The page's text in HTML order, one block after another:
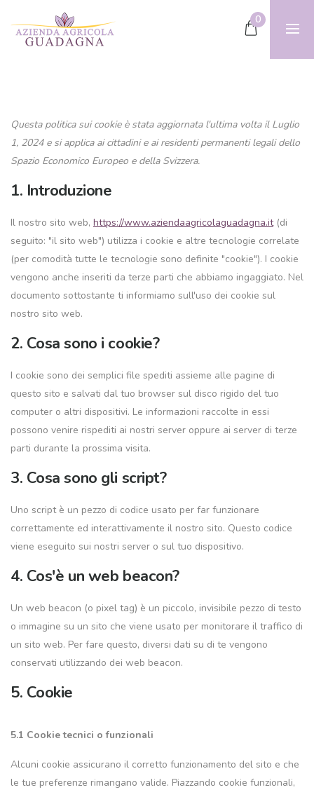
0
Questa politica sui cookie è stata aggiornata l'ultima volta il Luglio
1, 2024 e si applica ai cittadini e ai residenti permanenti legali dello
Spazio Economico Europeo e della Svizzera.
1. Introduzione
Il nostro sito web, https://www.aziendaagricolaguadagna.it(di
seguito: "il sito web") utilizza i cookie e altre tecnologie correlate
(per comodità tutte le tecnologie sono definite "cookie"). I cookie
vengono anche inseriti da terze parti che abbiamo ingaggiato. Nel
documento sottostante ti informiamo sull'uso dei cookie sul
nostro sito web.
2. Cosa sono i cookie?
I cookie sono dei semplici file spediti assieme alle pagine di
questo sito e salvati dal tuo browser sul disco rigido del tuo
computer o altri dispositivi. Le informazioni raccolte in essi
possono venire rispediti ai nostri server oppure ai server di terze
parti durante la prossima visita.
3. Cosa sono gli script?
Uno script è un pezzo di codice usato per far funzionare
correttamente ed interattivamente il nostro sito. Questo codice
viene eseguito sui nostri server o sul tuo dispositivo.
4. Cos'è un web beacon?
Un web beacon (o pixel tag) è un piccolo, invisibile pezzo di testo
o immagine su un sito che viene usato per monitorare il traffico di
un sito web. Per fare questo, diversi dati su di te vengono
conservati utilizzando dei web beacon.
5. Cookie
5.1 Cookie tecnici o funzionali
Alcuni cookie assicurano il corretto funzionamento del sito e che
le tue preferenze rimangano valide. Piazzando cookie funzionali,